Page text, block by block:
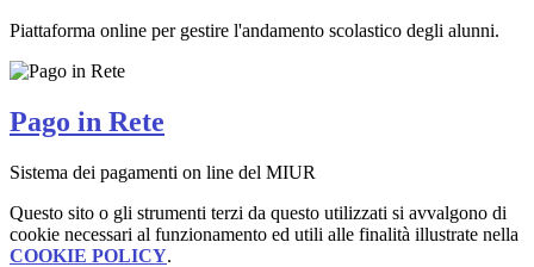
Piattaforma online per gestire l'andamento scolastico degli alunni.
Pago in Rete
Sistema dei pagamenti on line del MIUR
Questo sito o gli strumenti terzi da questo utilizzati si avvalgono di
cookie necessari al funzionamento ed utili alle finalità illustrate nella
COOKIE POLICY.